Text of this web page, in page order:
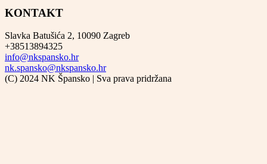
KONTAKT
Slavka Batušića 2, 10090 Zagreb
+38513894325
info@nkspansko.hr
nk.spansko@nkspansko.hr
(C) 2024 NK Špansko | Sva prava pridržana